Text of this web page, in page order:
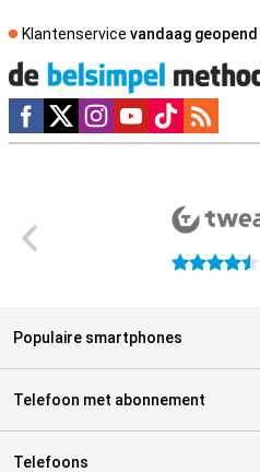
Klantenservice vandaag geopend
Social media
4.5 sterren
Populaire smartphones
Telefoon met abonnement
Telefoons